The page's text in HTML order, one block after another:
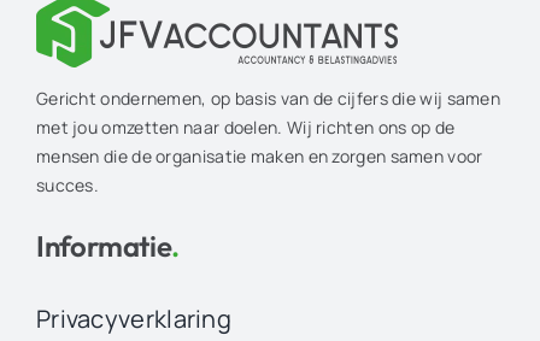
Gericht ondernemen, op basis van de cijfers die wij samen
met jou omzetten naar doelen. Wij richten ons op de
mensen die de organisatie maken en zorgen samen voor
succes.
Informatie.
Privacyverklaring